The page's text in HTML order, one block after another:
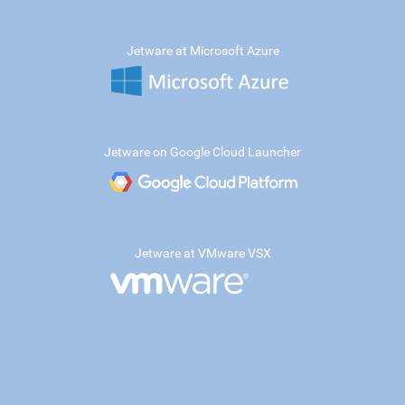
Jetware at Microsoft Azure
Jetware on Google Cloud Launcher
Jetware at VMware VSX